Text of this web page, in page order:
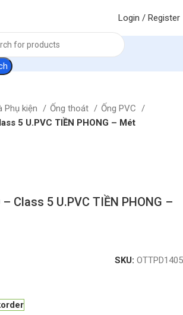
Login / Register
Phụ kiện Ống thoát
Ống PVC
5 U.PVC TIỀN PHONG – Mét
Class 5 U.PVC TIỀN PHONG –
SKU: OTTPD1405